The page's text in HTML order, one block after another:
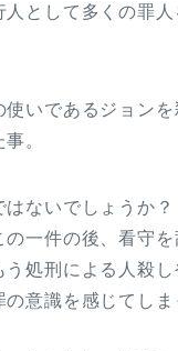
として多くの罪人
使いであるジョン
。
ないでしょうか？
一件の後、看守を
う処刑による人殺し
の意識を感じてし